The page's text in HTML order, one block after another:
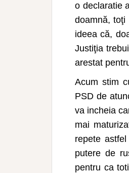
o declaratie
doamnă,
ideea că,
Justiţia
arestat
Acum stim
PSD de
va incheia
mai
repete
putere de
pentru ca